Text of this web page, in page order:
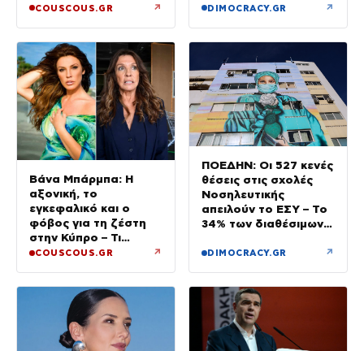
COUSCOUS.GR ↗ DIMOCRACY.GR ↗
Βάνα Μπάρμπα: Η
αξονική, το
εγκεφαλικό και ο
φόβος για τη ζέστη
στην Κύπρο – Τι
τρέμουν οι γιατροί για
COUSCOUS.GR ↗
ΠΟΕΔΗΝ: Οι 527 κενές
θέσεις στις σχολές
Νοσηλευτικής
απειλούν το ΕΣΥ – Το
34% των διαθέσιμων
DIMOCRACY.GR ↗